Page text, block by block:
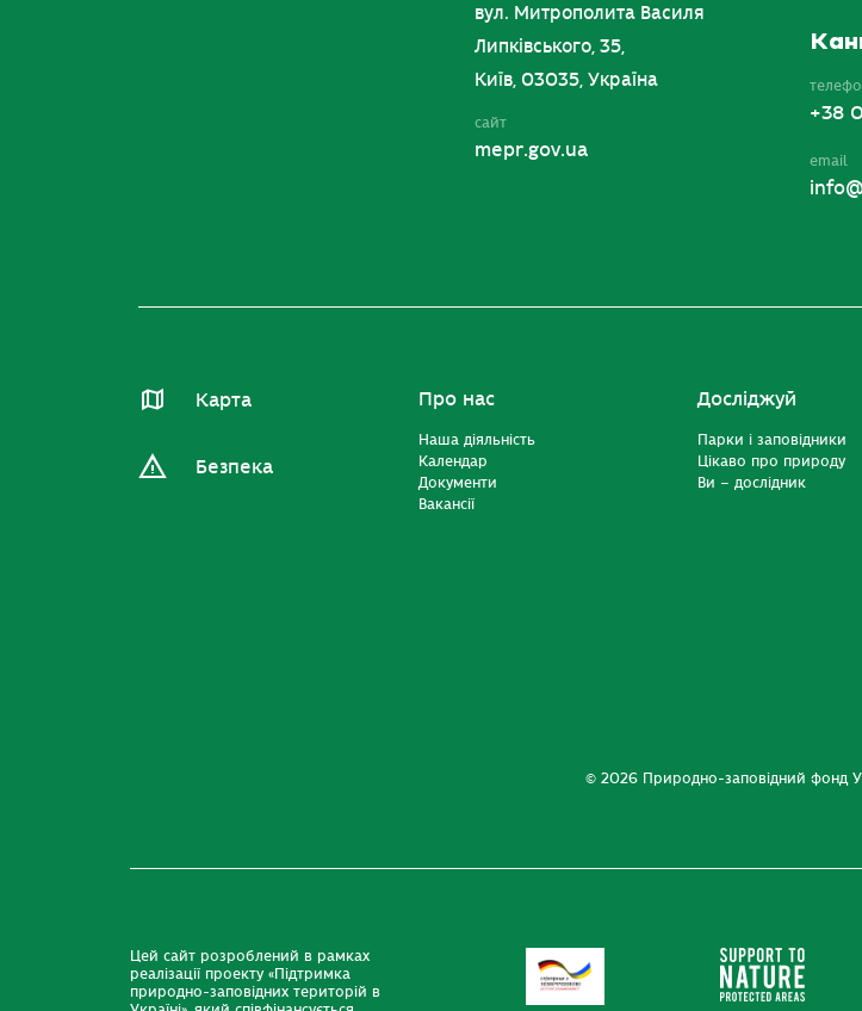
вул. Митрополита Василя
Липківського, 35,
Київ, 03035, Україна
сайт
mepr.gov.ua
+38
email
Карта
Безпека
Про нас
Наша діяльність
Календар
Документи
Вакансії
Досліджуй
Парки і заповідники
Цікаво про природу
Ви – дослідник
© 2026 Природно-заповідний фонд
Цей сайт розроблений в рамках
реалізації проекту «Підтримка
природно-заповідних територій в